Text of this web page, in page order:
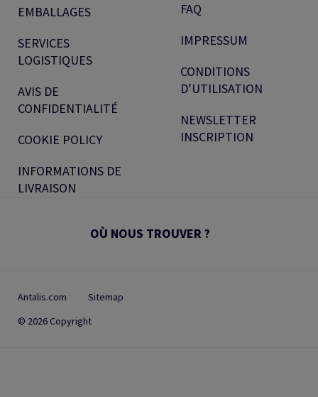
EMBALLAGES
SERVICES
LOGISTIQUES
AVIS DE
CONFIDENTIALITÉ
COOKIE POLICY
INFORMATIONS DE
LIVRAISON
FAQ
IMPRESSUM
CONDITIONS
D’UTILISATION
NEWSLETTER
INSCRIPTION
OÙ NOUS TROUVER ?
Antalis.com
Sitemap
© 2026 Copyright